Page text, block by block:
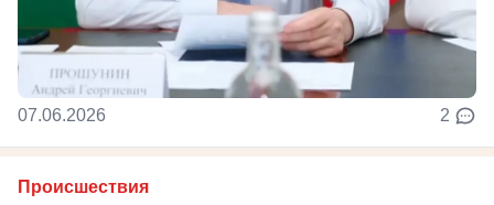
07.06.2026 2
Происшествия